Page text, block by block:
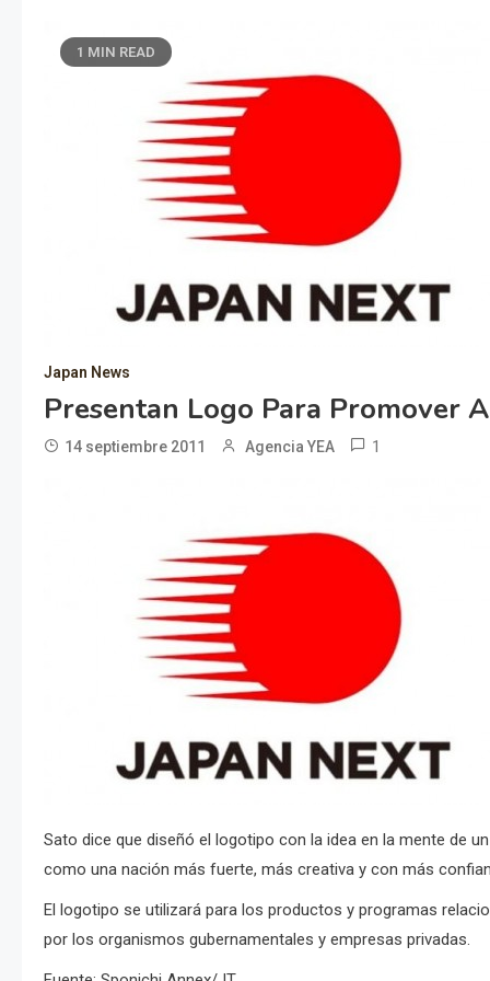
1 MIN READ
Japan News
Presentan Logo Para Promover
14 septiembre 2011 Agencia YEA 1
Sato dice que diseñó el logotipo con la idea en la mente de
como una nación más fuerte, más creativa y con más
El logotipo se utilizará para los productos y programas
por los organismos gubernamentales y empresas privadas.